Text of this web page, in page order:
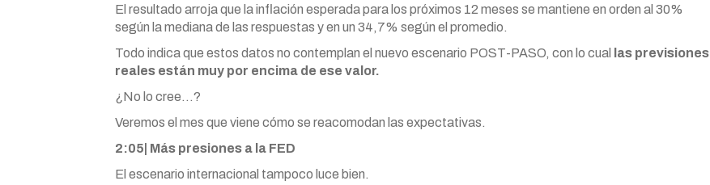
El resultado arroja que la inflación esperada para los próximos 12 meses se mantiene en orden al 30%
según la mediana de las respuestas y en un 34,7% según el promedio.
Todo indica que estos datos no contemplan el nuevo escenario POST-PASO, con lo cual
las previsiones
reales están muy por encima de ese valor.
¿No lo cree…?
Veremos el mes que viene cómo se reacomodan las expectativas.
2:05| Más presiones a la FED
El escenario internacional tampoco luce bien.